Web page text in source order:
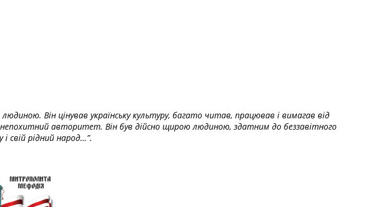
Він цінував українську культуру, багато читав, працював і вимагав від
авторитет. Він був дійсно щирою людиною, здатним до беззавітного
свій рідний народ…”.